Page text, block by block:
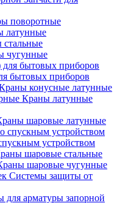
поворотные
латунные
чугунные
бытовых приборов
конусные латунные
Краны латунные
шаровые латунные
устройством
шаровые стальные
шаровые чугунные
Системы защиты от